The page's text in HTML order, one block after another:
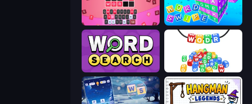
Wordling Word Swipe
Daily Word Search WODR